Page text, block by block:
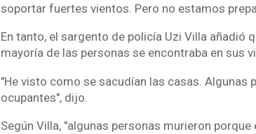
soportar fuertes vientos. Pero no estamos
En tanto, el sargento de policía Uzi Villa añadió
mayoría de las personas se encontraba en sus
"He visto como se sacudían las casas. Algunas
ocupantes", dijo.
Según Villa, "algunas personas murieron